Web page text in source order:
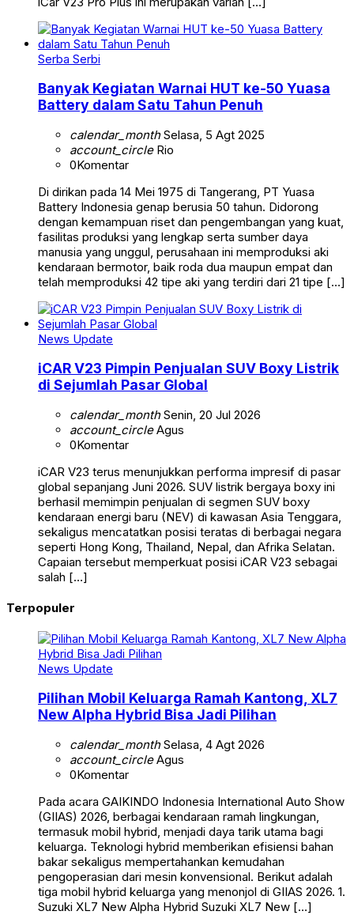
Serba Serbi
Banyak Kegiatan Warnai HUT ke-50 Yuasa
Battery dalam Satu Tahun Penuh
calendar_monthSelasa, 5 Agt 2025
account_circleRio
0Komentar
Di dirikan pada 14 Mei 1975 di Tangerang, PT Yuasa
Battery Indonesia genap berusia 50 tahun. Didorong
dengan kemampuan riset dan pengembangan yang kuat,
fasilitas produksi yang lengkap serta sumber daya
manusia yang unggul, perusahaan ini memproduksi aki
kendaraan bermotor, baik roda dua maupun empat dan
telah memproduksi 42 tipe aki yang terdiri dari 21 tipe […]
News Update
iCAR V23 Pimpin Penjualan SUV Boxy Listrik
di Sejumlah Pasar Global
calendar_monthSenin, 20 Jul 2026
account_circleAgus
0Komentar
iCAR V23 terus menunjukkan performa impresif di pasar
global sepanjang Juni 2026. SUV listrik bergaya boxy ini
berhasil memimpin penjualan di segmen SUV boxy
kendaraan energi baru (NEV) di kawasan Asia Tenggara,
sekaligus mencatatkan posisi teratas di berbagai negara
seperti Hong Kong, Thailand, Nepal, dan Afrika Selatan.
Capaian tersebut memperkuat posisi iCAR V23 sebagai
salah […]
Terpopuler
News Update
Pilihan Mobil Keluarga Ramah Kantong, XL7
New Alpha Hybrid Bisa Jadi Pilihan
calendar_monthSelasa, 4 Agt 2026
account_circleAgus
0Komentar
Pada acara GAIKINDO Indonesia International Auto Show
(GIIAS) 2026, berbagai kendaraan ramah lingkungan,
termasuk mobil hybrid, menjadi daya tarik utama bagi
keluarga. Teknologi hybrid memberikan efisiensi bahan
bakar sekaligus mempertahankan kemudahan
pengoperasian dari mesin konvensional. Berikut adalah
tiga mobil hybrid keluarga yang menonjol di GIIAS 2026. 1.
Suzuki XL7 New Alpha Hybrid Suzuki XL7 New […]